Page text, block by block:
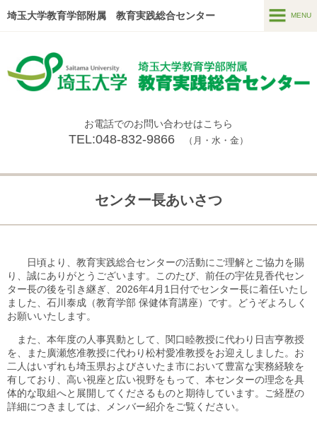
埼玉大学教育学部附属 教育実践総合センター
お電話でのお問い合わせはこちら
TEL:048-832-9866 （月・水・金）
MENU
センター長あいさつ
アクセス
お問い合わせ
センター長あいさつ
日頃より、教育実践総合センターの活動にご理解とご協力を賜
り、誠にありがとうございます。このたび、前任の宇佐見香代セン
ター長の後を引き継ぎ、 2026年4月 1 日付でセンター長に着任いたし
ました、石川泰成（教育学部 保健体育講座）です。どうぞよろしく
お願いいたします。
また、本年度の人事異動として、関口睦教授に代わり日吉亨教授
を、また廣瀬悠准教授に代わり松村愛准教授をお迎えしました。お
二人はいずれも埼玉県およびさいたま市において豊富な実務経験を
有しており、高い視座と広い視野をもって、本センターの理念を具
体的な取組へと展開してくださるものと期待しています。ご経歴の
詳細につきましては、メンバー紹介をご覧ください。